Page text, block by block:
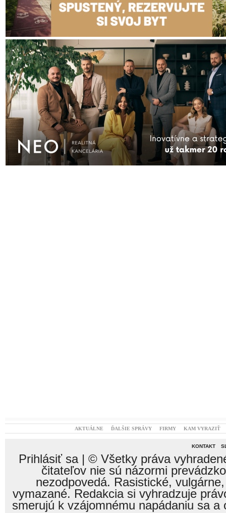
AKTUÁLNE ĎALŠIE SPRÁVY FIRMY KAM VYRAZIŤ
KONTAKT
Prihlásiť sa| © Všetky práva
čitateľov nie sú názormi
nezodpovedá. Rasistické,
vymazané. Redakcia si vyhradzuje
smerujú k vzájomnému napádaniu sa